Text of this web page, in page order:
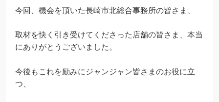
今回、機会を頂いた長崎市北総合事務所の皆さま、
取材を快く引き受けてくださった店舗の皆さま、本当
にありがとうございました。
今後もこれを励みにジャンジャン皆さまのお役に立
つ、